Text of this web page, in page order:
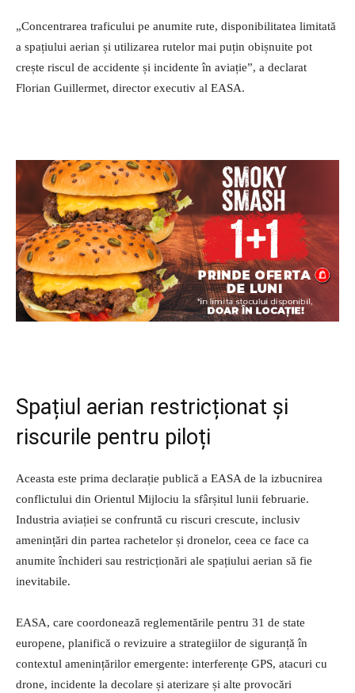
„Concentrarea traficului pe anumite rute, disponibilitatea limitată
a spațiului aerian și utilizarea rutelor mai puțin obișnuite pot
crește riscul de accidente și incidente în aviație”, a declarat
Florian Guillermet, director executiv al EASA.
Spațiul aerian restricționat și
riscurile pentru piloți
Aceasta este prima declarație publică a EASA de la izbucnirea
conflictului din Orientul Mijlociu la sfârșitul lunii februarie.
Industria aviației se confruntă cu riscuri crescute, inclusiv
amenințări din partea rachetelor și dronelor, ceea ce face ca
anumite închideri sau restricționări ale spațiului aerian să fie
inevitabile.
EASA, care coordonează reglementările pentru 31 de state
europene, planifică o revizuire a strategiilor de siguranță în
contextul amenințărilor emergente: interferențe GPS, atacuri cu
drone, incidente la decolare și aterizare și alte provocări